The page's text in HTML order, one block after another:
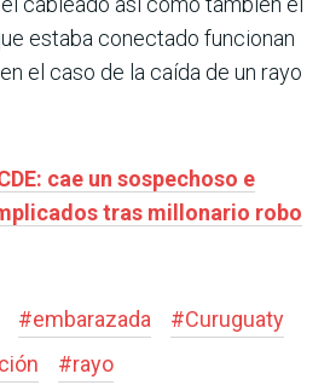
estaba conectado funcionan
el caso de la caída de un rayo
cae un sospechoso e
tras millonario robo
#embarazada #Curuguaty
#rayo